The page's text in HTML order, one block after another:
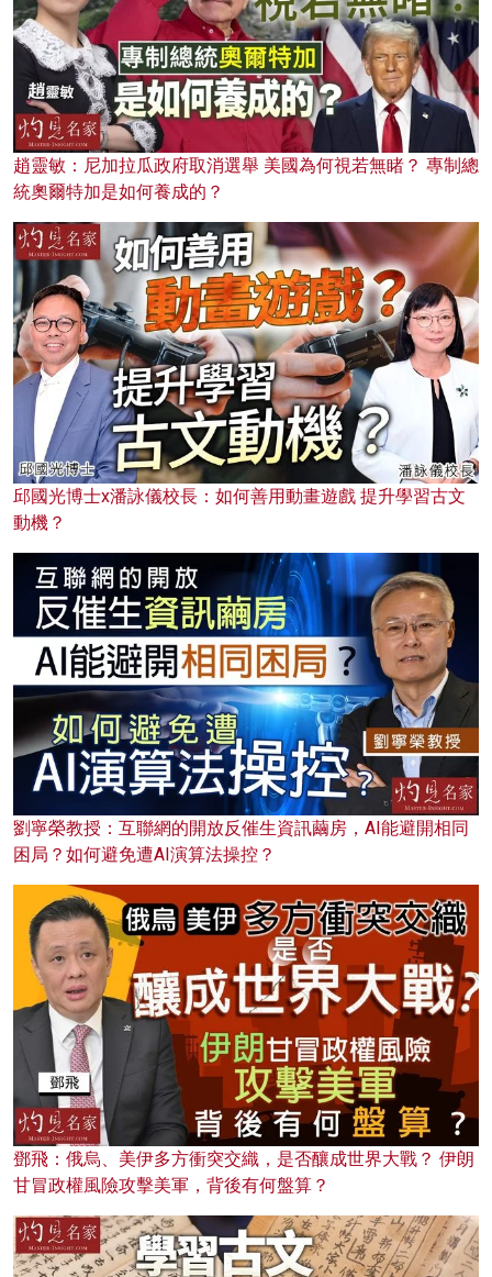
趙靈敏：尼加拉瓜政府取消選舉 美國為何視若無睹？ 專制總
統奧爾特加是如何養成的？
邱國光博士x潘詠儀校長：如何善用動畫遊戲 提升學習古文
動機？
劉寧榮教授：互聯網的開放反催生資訊繭房，AI能避開相同
困局？如何避免遭AI演算法操控？
鄧飛：俄烏、美伊多方衝突交織，是否釀成世界大戰？ 伊朗
甘冒政權風險攻擊美軍，背後有何盤算？